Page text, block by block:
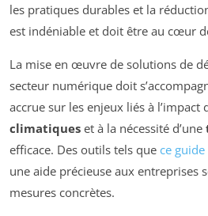
les pratiques durables et la
est indéniable et doit être au cœur
La mise en œuvre de solutions de
secteur numérique doit
accrue sur les enjeux liés à l’impact
climatiques et à la nécessité d’une
efficace. Des outils tels que ce
une aide précieuse aux entreprises
mesures concrètes.